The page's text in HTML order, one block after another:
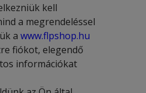
kell
a megrendeléssel
a www.flpshop.hu
fiókot, elegendő
információkat